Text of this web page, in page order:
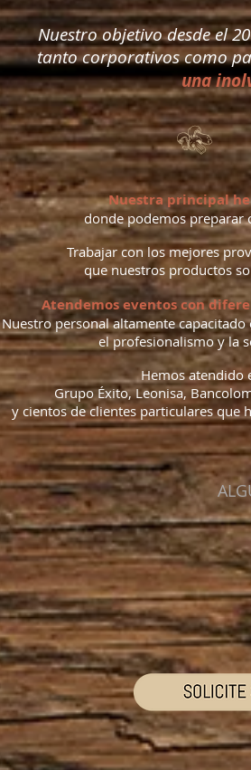
Nuestro objetivo desde el
tanto corporativos como
una
Nuestra principal
donde podemos preparar
Trabajar con los mejores
que nuestros productos
Atendemos eventos con
Nuestro personal altamente
el profesionalismo y la
Hemos atendido
Grupo Éxito, Leonisa,
y cientos de clientes particulares que